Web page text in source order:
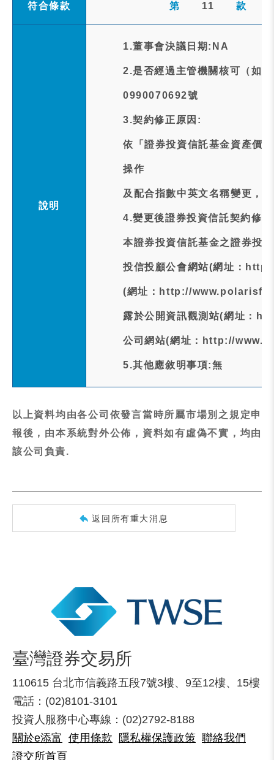
符合條款 第 11 款
說明
1.董事會決議日期:NA
2.是否經過主管機關核可（如
0990070692號
3.契約修正原因:
依「證券投資信託基金資產價
操作
及配合指數中英文名稱變更，
4.變更後證券投資信託契約修
本證券投資信託基金之證券投
投信投顧公會網站(網址：
(網址：http://
露於公開資訊觀測站(網址：
公司網站(網址：http://
5.其他應敘明事項:無
以上資料均由各公司依發言當時所屬市場別之規定申
報後，由本系統對外公佈，資料如有虛偽不實，均由
該公司負責.
返回所有重大消息
臺灣證券交易所
110615 台北市信義路五段7號3樓、9至12樓、15樓
電話：(02)8101-3101
投資人服務中心專線：(02)2792-8188
關於e添富 使用條款 隱私權保護政策 聯絡我們
證交所首頁